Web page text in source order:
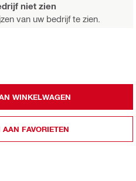
niet zien
van uw bedrijf te zien.
WINKELWAGEN
AAN FAVORIETEN